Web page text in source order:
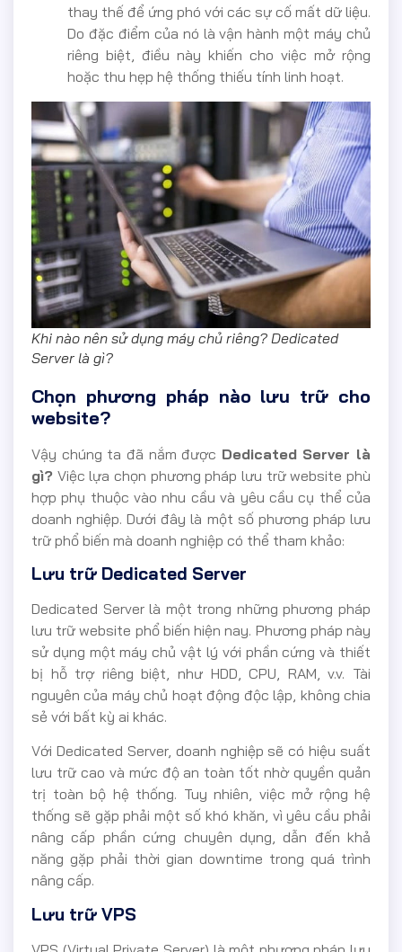
thay thế để ứng phó với các sự cố mất dữ liệu.
Do đặc điểm của nó là vận hành một máy chủ
riêng biệt, điều này khiến cho việc mở rộng
hoặc thu hẹp hệ thống thiếu tính linh hoạt.
Khi nào nên sử dụng máy chủ riêng? Dedicated
Server là gì?
Chọn phương pháp nào lưu trữ cho
website?
Vậy chúng ta đã nắm được Dedicated Server là
gì? Việc lựa chọn phương pháp lưu trữ website phù
hợp phụ thuộc vào nhu cầu và yêu cầu cụ thể của
doanh nghiệp. Dưới đây là một số phương pháp lưu
trữ phổ biến mà doanh nghiệp có thể tham khảo:
Lưu trữ Dedicated Server
Dedicated Server là một trong những phương pháp
lưu trữ website phổ biến hiện nay. Phương pháp này
sử dụng một máy chủ vật lý với phần cứng và thiết
bị hỗ trợ riêng biệt, như HDD, CPU, RAM, v.v. Tài
nguyên của máy chủ hoạt động độc lập, không chia
sẻ với bất kỳ ai khác.
Với Dedicated Server, doanh nghiệp sẽ có hiệu suất
lưu trữ cao và mức độ an toàn tốt nhờ quyền quản
trị toàn bộ hệ thống. Tuy nhiên, việc mở rộng hệ
thống sẽ gặp phải một số khó khăn, vì yêu cầu phải
nâng cấp phần cứng chuyên dụng, dẫn đến khả
năng gặp phải thời gian downtime trong quá trình
nâng cấp.
Lưu trữ VPS